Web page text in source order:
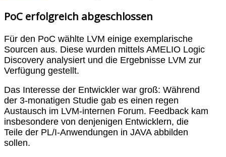
PoC erfolgreich abgeschlossen
Für den PoC wählte LVM einige exemplarische
Sourcen aus. Diese wurden mittels AMELIO Logic
Discovery analysiert und die Ergebnisse LVM zur
Verfügung gestellt.
Das Interesse der Entwickler war groß: Während
der 3-monatigen Studie gab es einen regen
Austausch im LVM-internen Forum. Feedback kam
insbesondere von denjenigen Entwicklern, die
Teile der PL/I-Anwendungen in JAVA abbilden
sollen.